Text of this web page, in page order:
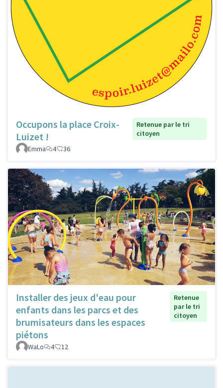
Occupons la place Croix-
Luizet !
Retenue par le tri
citoyen
Emma
4 36
Installer des jeux d'eau pour
enfants dans les parcs et des
brumisateurs dans les espaces
piétons
Retenue
par le tri
citoyen
WaLo 4 12